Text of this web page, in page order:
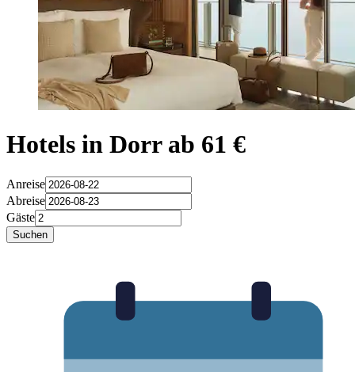
Hotels in Dorr ab 61 €
Anreise
Abreise
Gäste
Suchen